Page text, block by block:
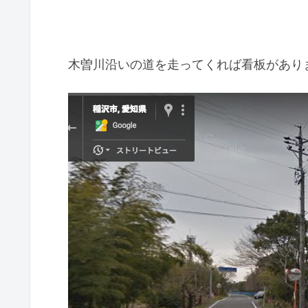
木曽川沿いの道を走ってくれば看板があり